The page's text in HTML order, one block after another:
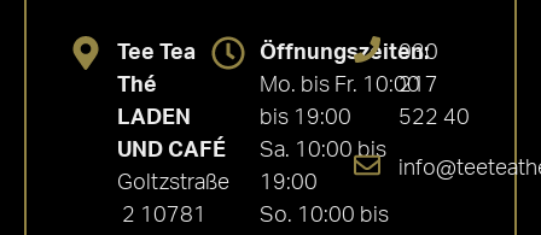
Tee Tea
Thé
LADEN
UND CAFÉ
Goltzstraße
2 10781
Öffnungszeiten:
Mo. bis Fr. 10:00
bis 19:00
Sa. 10:00 bis
19:00
So. 10:00 bis
030
217
522 40